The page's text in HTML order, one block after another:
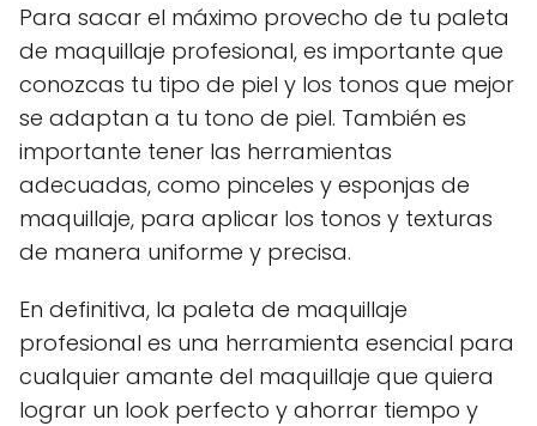
Para sacar el máximo provecho de tu paleta
de maquillaje profesional, es importante que
conozcas tu tipo de piel y los tonos que mejor
se adaptan a tu tono de piel. También es
importante tener las herramientas
adecuadas, como pinceles y esponjas de
maquillaje, para aplicar los tonos y texturas
de manera uniforme y precisa.
En definitiva, la paleta de maquillaje
profesional es una herramienta esencial para
cualquier amante del maquillaje que quiera
lograr un look perfecto y ahorrar tiempo y